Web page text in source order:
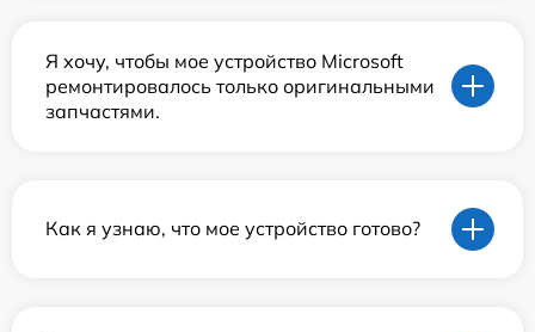
Я хочу, чтобы мое устройство Microsoft
ремонтировалось только оригинальными
запчастями.
Как я узнаю, что мое устройство готово?